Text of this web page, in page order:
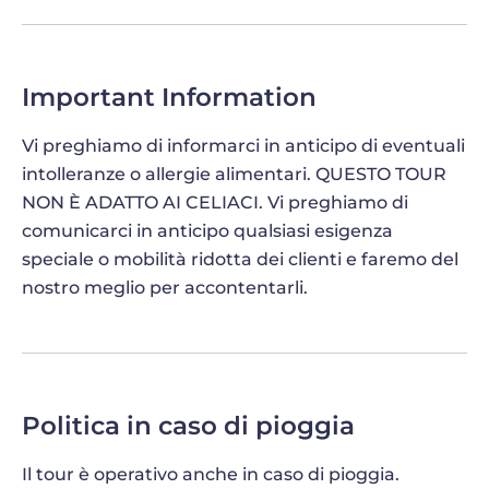
professionale che nel tuo, garantendo che i sapori
nel mondo. Dopo questa lezione di cucina nel
cuore di Roma, sarai in grado di condividere il
delizioso gusto di Roma con la tua famiglia e i tuoi
amici una volta tornato a casa!
MESCOLANDO GUSTI DURANTE LA
Impara la complessa miscela di ingredienti che si
uniscono per ottenere la consistenza vellutata e il
Important Information
Vi preghiamo di informarci in anticipo di eventuali
intolleranze o allergie alimentari. QUESTO TOUR
NON È ADATTO AI CELIACI. Vi preghiamo di
comunicarci in anticipo qualsiasi esigenza
speciale o mobilità ridotta dei clienti e faremo del
nostro meglio per accontentarli.
Politica in caso di pioggia
Il tour è operativo anche in caso di pioggia.